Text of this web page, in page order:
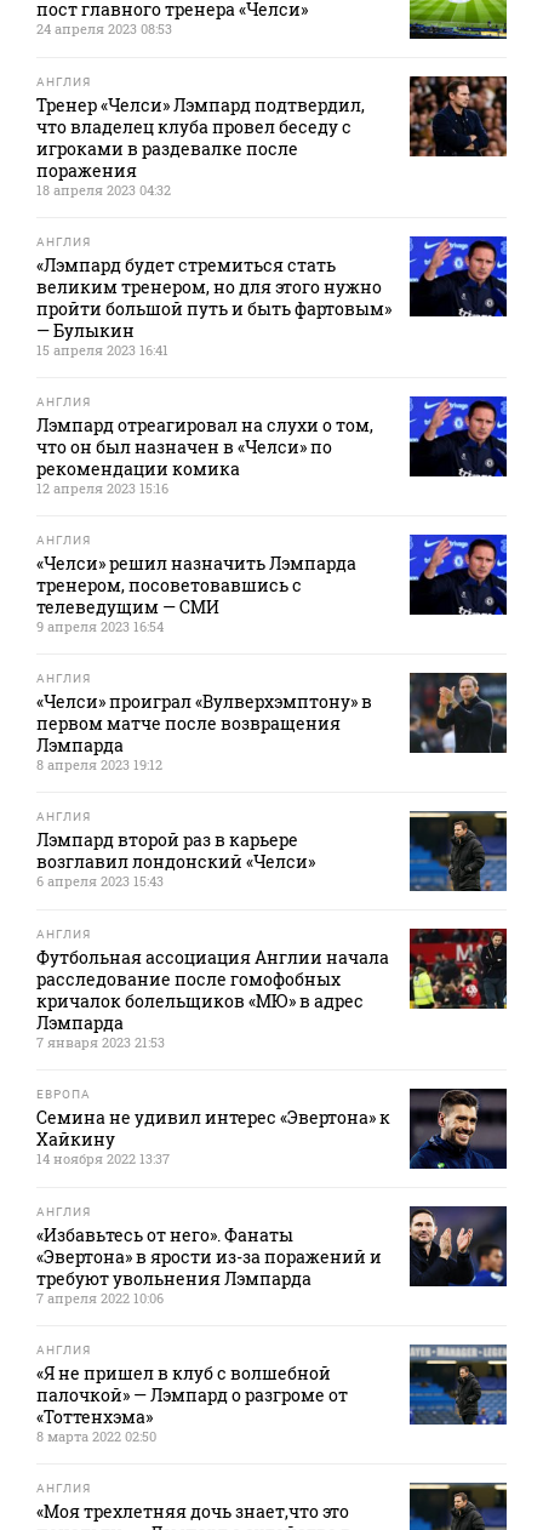
пост главного тренера «Челси»
24 апреля 2023 08:53
АНГЛИЯ
Тренер «Челси» Лэмпард подтвердил,
что владелец клуба провел беседу с
игроками в раздевалке после
поражения
18 апреля 2023 04:32
АНГЛИЯ
«Лэмпард будет стремиться стать
великим тренером, но для этого нужно
пройти большой путь и быть фартовым»
— Булыкин
15 апреля 2023 16:41
АНГЛИЯ
Лэмпард отреагировал на слухи о том,
что он был назначен в «Челси» по
рекомендации комика
12 апреля 2023 15:16
АНГЛИЯ
«Челси» решил назначить Лэмпарда
тренером, посоветовавшись с
телеведущим — СМИ
9 апреля 2023 16:54
АНГЛИЯ
«Челси» проиграл «Вулверхэмптону» в
первом матче после возвращения
Лэмпарда
8 апреля 2023 19:12
АНГЛИЯ
Лэмпард второй раз в карьере
возглавил лондонский «Челси»
6 апреля 2023 15:43
АНГЛИЯ
Футбольная ассоциация Англии начала
расследование после гомофобных
кричалок болельщиков «МЮ» в адрес
Лэмпарда
7 января 2023 21:53
ЕВРОПА
Семина не удивил интерес «Эвертона» к
Хайкину
14 ноября 2022 13:37
АНГЛИЯ
«Избавьтесь от него». Фанаты
«Эвертона» в ярости из-за поражений и
требуют увольнения Лэмпарда
7 апреля 2022 10:06
АНГЛИЯ
«Я не пришел в клуб с волшебной
палочкой» — Лэмпард о разгроме от
«Тоттенхэма»
8 марта 2022 02:50
АНГЛИЯ
«Моя трехлетняя дочь знает,что это